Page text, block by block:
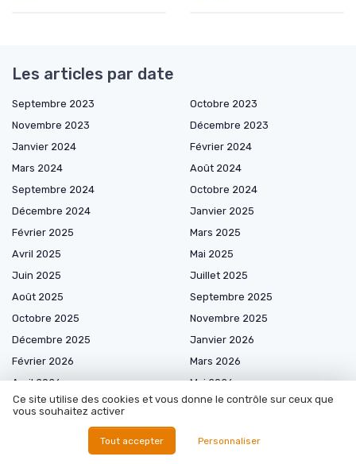
Les articles par date
Septembre 2023
Octobre 2023
Novembre 2023
Décembre 2023
Janvier 2024
Février 2024
Mars 2024
Août 2024
Septembre 2024
Octobre 2024
Décembre 2024
Janvier 2025
Février 2025
Mars 2025
Avril 2025
Mai 2025
Juin 2025
Juillet 2025
Août 2025
Septembre 2025
Octobre 2025
Novembre 2025
Décembre 2025
Janvier 2026
Février 2026
Mars 2026
Avril 2026
Mai 2026
Juin 2026
Juillet 2026
Ce site utilise des cookies et vous donne le contrôle sur ceux que
vous souhaitez activer
Tout accepter Personnaliser